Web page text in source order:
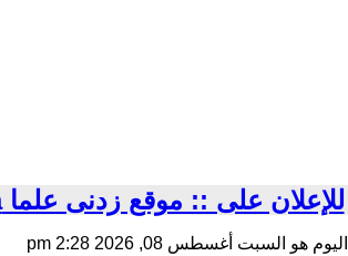
للإعلان على :: موقع زدنى علما zdny3lma ::
اليوم هو السبت أغسطس 08, 2026 2:28 pm